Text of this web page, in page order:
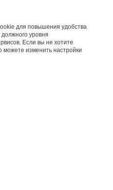
для повышения удобства
уровня
Если вы не хотите
изменить настройки